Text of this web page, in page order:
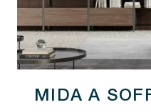
MIDA A